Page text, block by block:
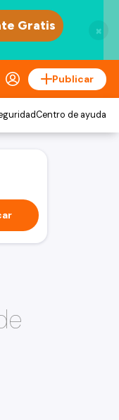
×
Publicar
Centro de ayuda